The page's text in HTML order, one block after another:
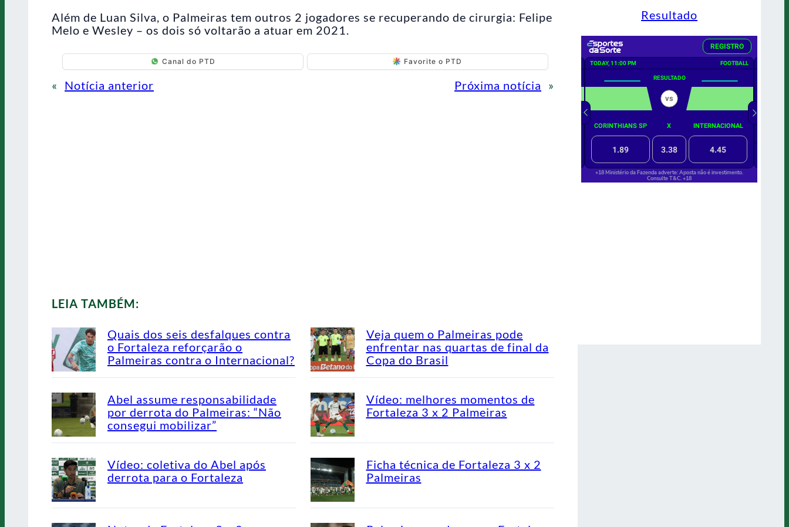
Além de Luan Silva, o Palmeiras tem outros 2 jogadores se recuperando de cirurgia: Felipe
Melo e Wesley – os dois só voltarão a atuar em 2021.
Canal do PTD Favorite o PTD
« Notícia anterior Próxima notícia »
LEIA TAMBÉM:
Quais dos seis desfalques contra
o Fortaleza reforçarão o
Palmeiras contra o Internacional?
Veja quem o Palmeiras pode
enfrentar nas quartas de final da
Copa do Brasil
Abel assume responsabilidade
por derrota do Palmeiras: “Não
consegui mobilizar”
Vídeo: melhores momentos de
Fortaleza 3 x 2 Palmeiras
Vídeo: coletiva do Abel após
derrota para o Fortaleza
Ficha técnica de Fortaleza 3 x 2
Palmeiras
Resultado